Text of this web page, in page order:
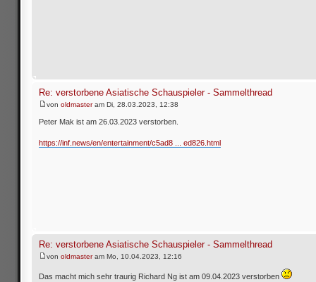
Re: verstorbene Asiatische Schauspieler - Sammelthread
von oldmasteram Di, 28.03.2023, 12:38
Peter Mak ist am 26.03.2023 verstorben.
https://inf.news/en/entertainment/c5ad8 ... ed826.html
Re: verstorbene Asiatische Schauspieler - Sammelthread
von oldmasteram Mo, 10.04.2023, 12:16
Das macht mich sehr traurig Richard Ng ist am 09.04.2023 verstorben